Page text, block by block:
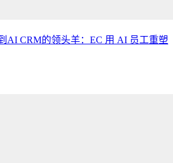
AI CRM的领头羊：EC 用 AI 员工重塑